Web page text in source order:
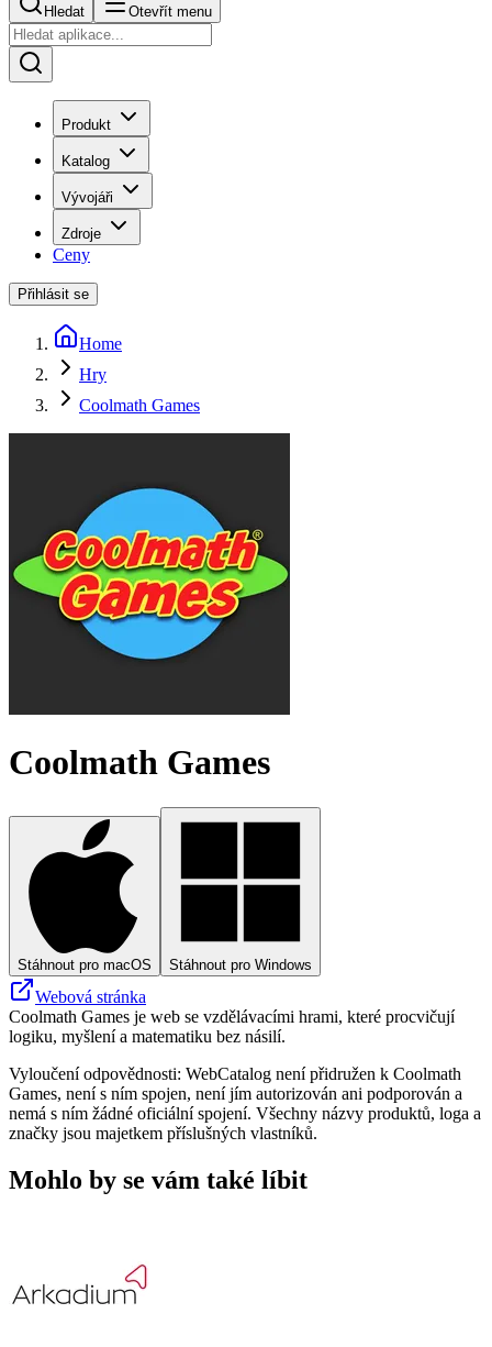
Hledat Otevřít menu
Produkt
Katalog
Vývojáři
Zdroje
Ceny
Přihlásit se
Home
Hry
Coolmath Games
Coolmath Games
Stáhnout pro macOS Stáhnout pro Windows
Webová stránka
Coolmath Games je web se vzdělávacími hrami, které procvičují
logiku, myšlení a matematiku bez násilí.
Vyloučení odpovědnosti: WebCatalog není přidružen k Coolmath
Games, není s ním spojen, není jím autorizován ani podporován a
nemá s ním žádné oficiální spojení. Všechny názvy produktů, loga a
značky jsou majetkem příslušných vlastníků.
Mohlo by se vám také líbit